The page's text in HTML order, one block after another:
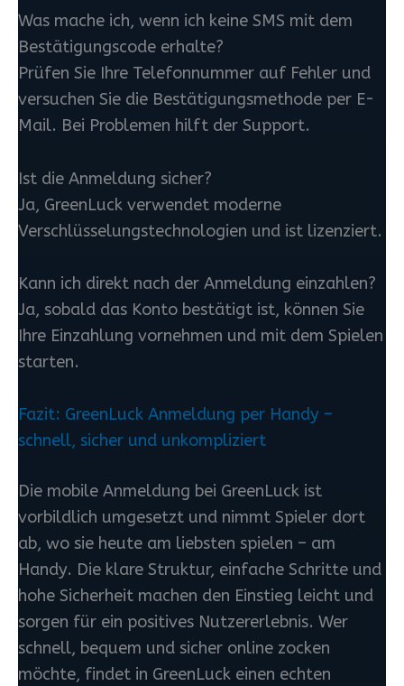
Was mache ich, wenn ich keine SMS mit dem
Bestätigungscode erhalte?
Prüfen Sie Ihre Telefonnummer auf Fehler und
versuchen Sie die Bestätigungsmethode per E-
Mail. Bei Problemen hilft der Support.
Ist die Anmeldung sicher?
Ja, GreenLuck verwendet moderne
Verschlüsselungstechnologien und ist lizenziert.
Kann ich direkt nach der Anmeldung einzahlen?
Ja, sobald das Konto bestätigt ist, können Sie
Ihre Einzahlung vornehmen und mit dem Spielen
starten.
Fazit: GreenLuck Anmeldung per Handy –
schnell, sicher und unkompliziert
Die mobile Anmeldung bei GreenLuck ist
vorbildlich umgesetzt und nimmt Spieler dort
ab, wo sie heute am liebsten spielen – am
Handy. Die klare Struktur, einfache Schritte und
hohe Sicherheit machen den Einstieg leicht und
sorgen für ein positives Nutzererlebnis. Wer
schnell, bequem und sicher online zocken
möchte, findet in GreenLuck einen echten